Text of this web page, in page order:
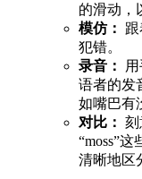
的滑动，
模仿：
犯错。
录音：
语者的发
如嘴巴有
对比： 刻
“moss”
清晰地区